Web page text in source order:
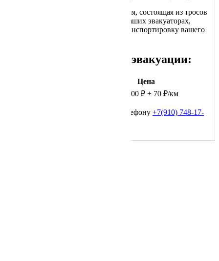
Система дополнительного крепления, состоящая из тросов
и фиксаторов и установленная на наших эвакуаторах,
обеспечит надежную погрузку и транспортировку вашего
Примерная стоимость эвакуации:
Цена
от 3000 ₽ + 70 ₽/км
Точную стоимость узнавайте по телефону +7(910) 748-17-